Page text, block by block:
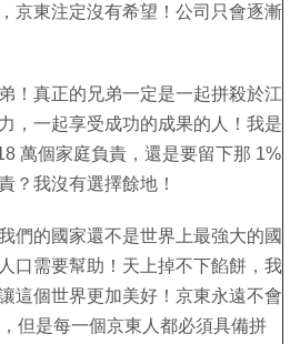
京東注定沒有希望！公司只會逐漸
！真正的兄弟一定是一起拼殺於江
，一起享受成功的成果的人！我是
萬個家庭負責，還是要留下那 1%
？我沒有選擇餘地！
們的國家還不是世界上最強大的國
口需要幫助！天上掉不下餡餅，我
這個世界更加美好！京東永遠不會
但是每一個京東人都必須具備拼